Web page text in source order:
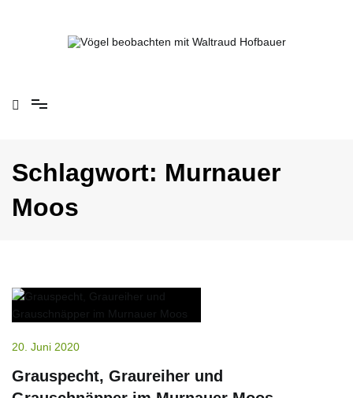
Schlagwort: Murnauer
Moos
20. Juni 2020
Grauspecht, Graureiher und